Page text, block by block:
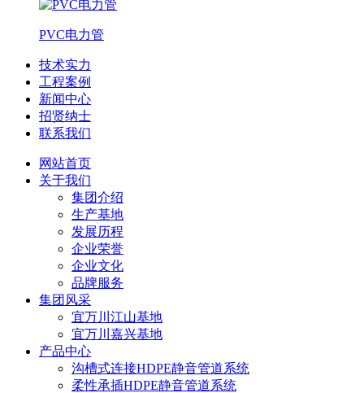
PVC电力管
技术实力
工程案例
新闻中心
招贤纳士
联系我们
网站首页
关于我们
集团介绍
生产基地
发展历程
企业荣誉
企业文化
品牌服务
集团风采
宜万川江山基地
宜万川嘉兴基地
产品中心
沟槽式连接HDPE静音管道系统
柔性承插HDPE静音管道系统